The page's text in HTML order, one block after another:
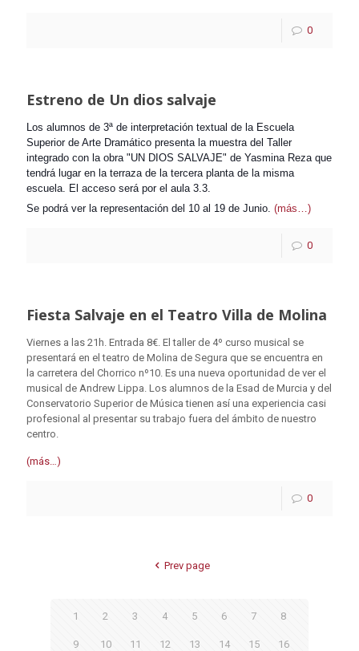
0
Estreno de Un dios salvaje
Los alumnos de 3ª de interpretación textual de la Escuela
Superior de Arte Dramático presenta la muestra del Taller
integrado con la obra "UN DIOS SALVAJE" de Yasmina Reza que
tendrá lugar en la terraza de la tercera planta de la misma
escuela. El acceso será por el aula 3.3.
Se podrá ver la representación del 10 al 19 de Junio. (más…)
0
Fiesta Salvaje en el Teatro Villa de Molina
Viernes a las 21h. Entrada 8€. El taller de 4º curso musical se
presentará en el teatro de Molina de Segura que se encuentra en
la carretera del Chorrico nº10. Es una nueva oportunidad de ver el
musical de Andrew Lippa. Los alumnos de la Esad de Murcia y del
Conservatorio Superior de Música tienen así una experiencia casi
profesional al presentar su trabajo fuera del ámbito de nuestro
centro.
(más…)
0
Prev page
1 2 3 4 5 6 7 8
9 10 11 12 13 14 15 16